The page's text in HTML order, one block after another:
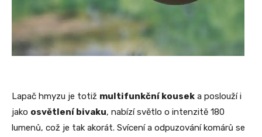
Lapač hmyzu je totiž multifunkční kousek a poslouží i
jako osvětlení bivaku, nabízí světlo o intenzitě 180
lumenů, což je tak akorát. Svícení a odpuzování komárů se